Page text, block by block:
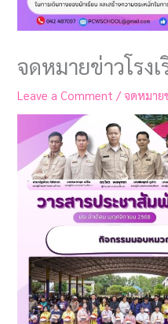
จดหมายข่าวโรง
Leave a Comment / จดหมาย